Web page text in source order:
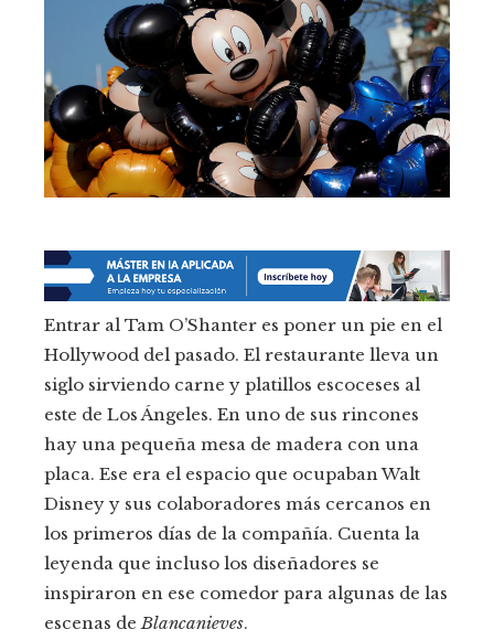
Entrar al Tam O’Shanter es poner un pie en el
Hollywood del pasado. El restaurante lleva un
siglo sirviendo carne y platillos escoceses al
este de Los Ángeles. En uno de sus rincones
hay una pequeña mesa de madera con una
placa. Ese era el espacio que ocupaban Walt
Disney y sus colaboradores más cercanos en
los primeros días de la compañía. Cuenta la
leyenda que incluso los diseñadores se
inspiraron en ese comedor para algunas de las
escenas de Blancanieves.